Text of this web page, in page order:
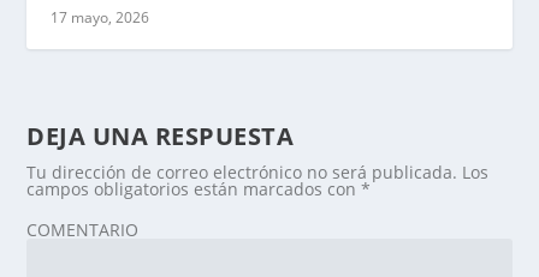
17 mayo, 2026
DEJA UNA RESPUESTA
Tu dirección de correo electrónico no será publicada. Los
campos obligatorios están marcados con*
COMENTARIO